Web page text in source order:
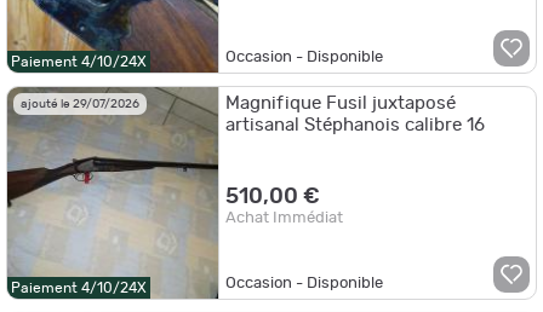
Paiement 4/10/24X Occasion - Disponible
ajouté le 29/07/2026
Paiement 4/10/24X
Magnifique Fusil juxtaposé
artisanal Stéphanois calibre 16
510,00 €
Achat Immédiat
Occasion - Disponible